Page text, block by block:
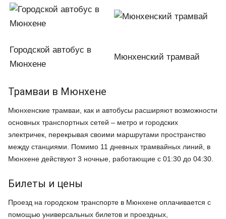
Городской автобус в
Мюнхене
Мюнхенский трамвай
Трамваи в Мюнхене
Мюнхенские трамваи, как и автобусы расширяют возможности
основных транспортных сетей – метро и городских
электричек, перекрывая своими маршрутами пространство
между станциями. Помимо 11 дневных трамвайных линий, в
Мюнхене действуют 3 ночные, работающие с 01:30 до 04:30.
Билеты и цены
Проезд на городском транспорте в Мюнхене оплачивается с
помощью универсальных билетов и проездных,